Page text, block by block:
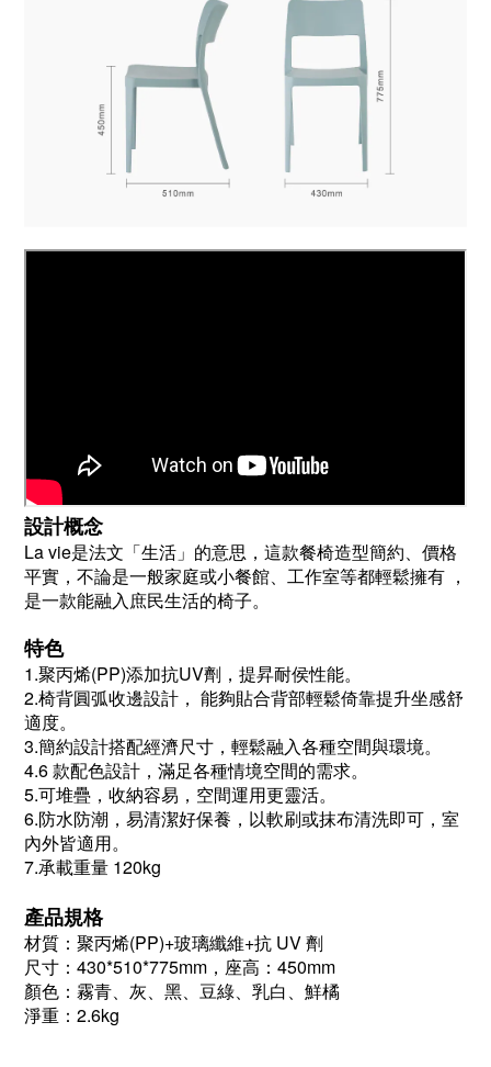
設計概念
La vie是法文「生活」的意思，這款餐椅造型簡約、價格
平實，不論是一般家庭或小餐館、工作室等都輕鬆擁有 ，
是一款能融入庶民生活的椅子。
特色
1.聚丙烯(PP)添加抗UV劑，提昇耐侯性能。
2.椅背圓弧收邊設計， 能夠貼合背部輕鬆倚靠提升坐感舒
適度。
3.簡約設計搭配經濟尺寸，輕鬆融入各種空間與環境。
4.6 款配色設計，滿足各種情境空間的需求。
5.可堆疊，收納容易，空間運用更靈活。
6.防水防潮，易清潔好保養，以軟刷或抹布清洗即可，室
內外皆適用。
7.承載重量 120kg
產品規格
材質：聚丙烯(PP)+玻璃纖維+抗 UV 劑
尺寸：430*510*775mm，座高：450mm
顏色：霧青、灰、黑、豆綠、乳白、鮮橘
淨重：2.6kg